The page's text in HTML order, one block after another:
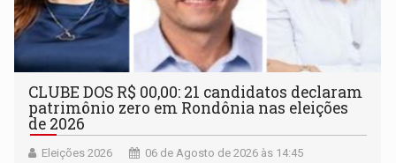
CLUBE DOS R$ 00,00: 21 candidatos declaram
patrimônio zero em Rondônia nas eleições
de 2026
Eleições 2026 06 de Agosto de 2026 às 14:45